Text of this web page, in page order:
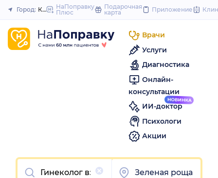
to
Закрыть
Город: КрасноярскНаПоправку
Плюс
Подарочная
карта
Приложение
Врачи
Услуги
Диагностика
Онлайн-
консультации
ИИ-доктор
Психологи
Акции
Очистить
Зеленая роща